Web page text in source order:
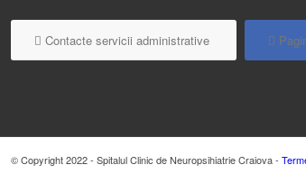
Contacte servicii administrative
© Copyright 2022 - Spitalul Clinic de Neuropsihiatrie Craiova -